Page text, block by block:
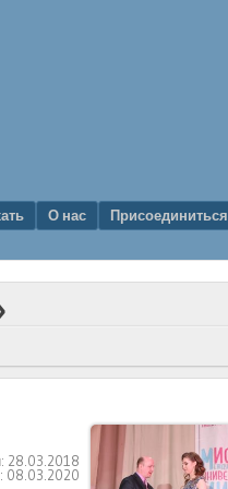
О нас Присоединиться
28.03.2018
08.03.2020